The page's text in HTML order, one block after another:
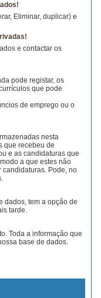
Eliminar, duplicar) e
e contactar os
pode registar, os
que pode
de emprego ou o
nesta
que recebeu de
e as candidaturas que
a que estes não
Pode, no
dados, tem a opção de
tarde.
Toda a informação que
base de dados.